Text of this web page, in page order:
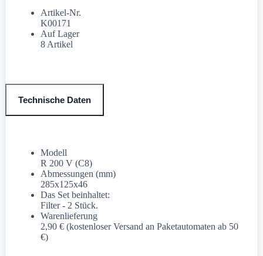
Artikel-Nr.
K00171
Auf Lager
8 Artikel
Technische Daten
Modell
R 200 V (C8)
Abmessungen (mm)
285x125x46
Das Set beinhaltet:
Filter - 2 Stück.
Warenlieferung
2,90 € (kostenloser Versand an Paketautomaten ab 50
€)